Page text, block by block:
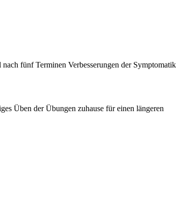
fünf Terminen Verbesserungen der Symptomatik
Üben der Übungen zuhause für einen längeren